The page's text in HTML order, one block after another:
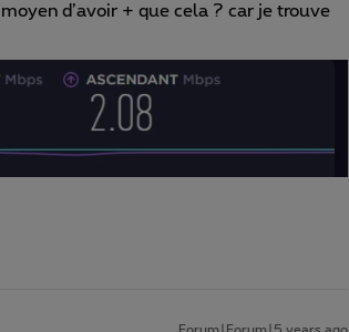
d’avoir + que cela ? car je trouve